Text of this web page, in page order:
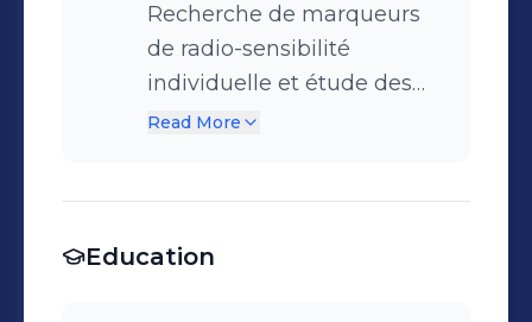
Recherche de marqueurs
de radio-sensibilité
individuelle et étude des
mécanismes de réparation
Read More
Education